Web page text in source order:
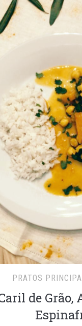
PRATOS
de Grão,